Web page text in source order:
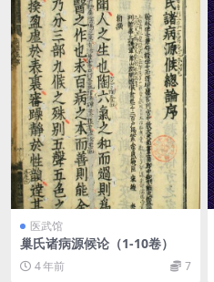
医武馆
巢氏诸病源候论（1-10卷）
4 年前 7